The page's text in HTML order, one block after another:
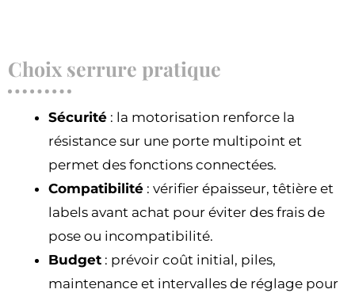
Choix serrure pratique
Sécurité : la motorisation renforce la
résistance sur une porte multipoint et
permet des fonctions connectées.
Compatibilité : vérifier épaisseur, têtière et
labels avant achat pour éviter des frais de
pose ou incompatibilité.
Budget : prévoir coût initial, piles,
maintenance et intervalles de réglage pour